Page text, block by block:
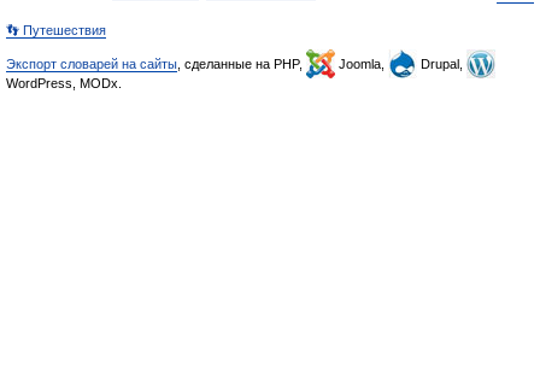
👣 Путешествия
Экспорт словарей на сайты , сделанные на PHP, Joomla,
Drupal,
WordPress, MODx.